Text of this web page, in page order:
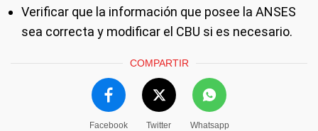
Verificar que la información que posee la ANSES
sea correcta y modificar el CBU si es necesario.
COMPARTIR
Facebook Twitter Whatsapp